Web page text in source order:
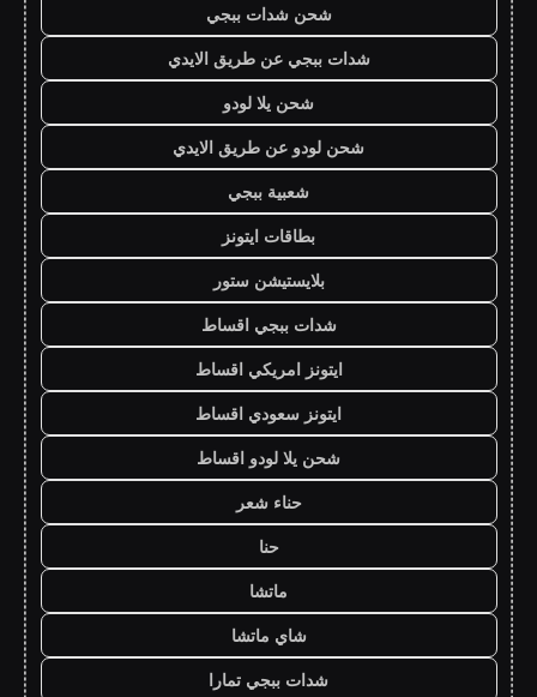
شحن شدات ببجي
شدات ببجي عن طريق الايدي
شحن يلا لودو
شحن لودو عن طريق الايدي
شعبية ببجي
بطاقات ايتونز
بلايستيشن ستور
شدات ببجي اقساط
ايتونز امريكي اقساط
ايتونز سعودي اقساط
شحن يلا لودو اقساط
حناء شعر
حنا
ماتشا
شاي ماتشا
شدات ببجي تمارا